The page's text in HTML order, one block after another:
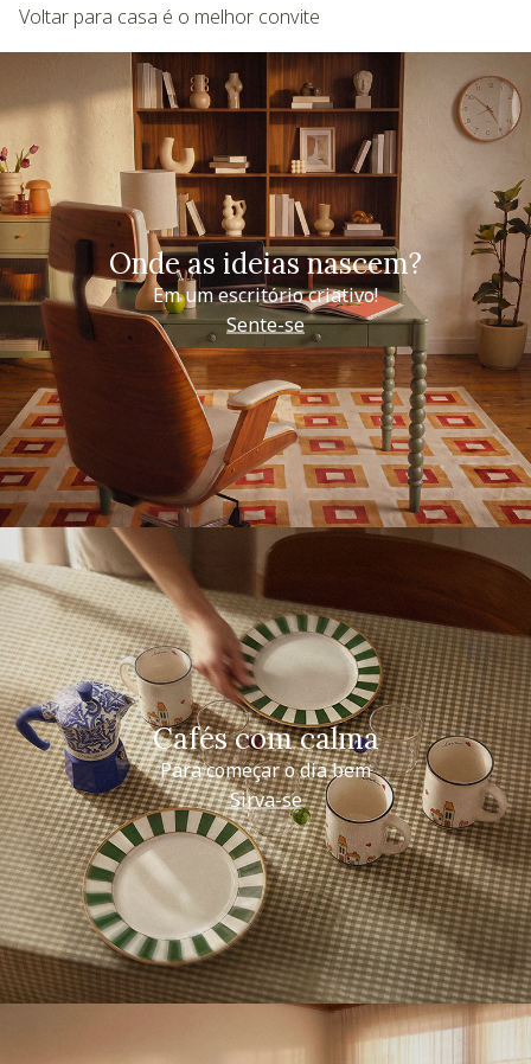
Voltar para casa é o melhor convite
Onde as ideias nascem?
Em um escritório criativo!
Sente-se
Cafés com calma
Para começar o dia bem
Sirva-se